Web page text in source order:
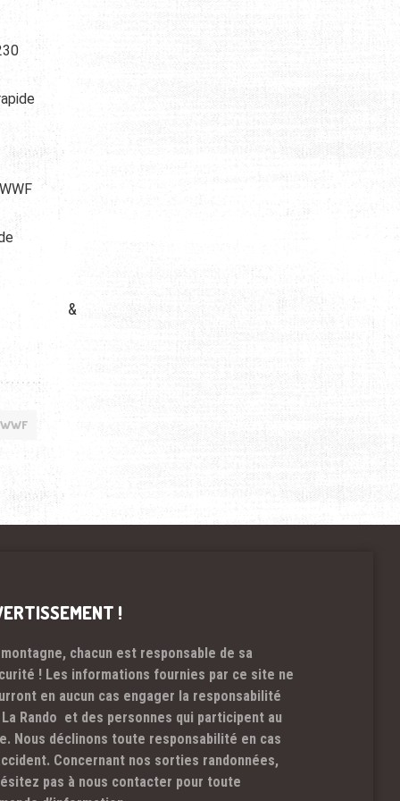
WWF
&
!
montagne, chacun est responsable de sa
! Les informations fournies par ce site ne
en aucun cas engager la responsabilité
Rando et des personnes qui participent au
Nous déclinons toute responsabilité en cas
Concernant nos sorties randonnées,
pas à nous contacter pour toute